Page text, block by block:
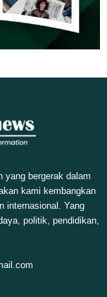
yang bergerak dalam
kami kembangkan
internasional. Yang
politik, pendidikan,